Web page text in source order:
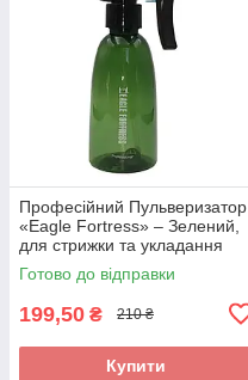
Професійний Пульверизатор
«Eagle Fortress» – Зелений,
для стрижки та укладання
волосся. Арт JC00355
Готово до відправки
199,50 ₴ 210 ₴
Купити